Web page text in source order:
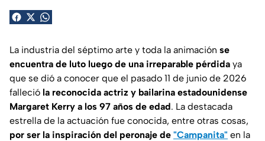
La industria del séptimo arte y toda la animación se
encuentra de luto luego de una irreparable pérdida ya
que se dió a conocer que el pasado 11 de junio de 2026
falleció la reconocida actriz y bailarina estadounidense
Margaret Kerry a los 97 años de edad. La destacada
estrella de la actuación fue conocida, entre otras cosas,
por ser la inspiración del peronaje de "Campanita" en la